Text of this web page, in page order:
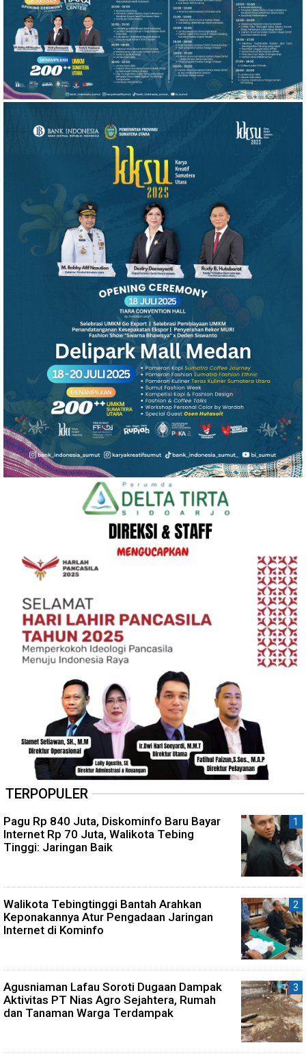
TERPOPULER
Pagu Rp 840 Juta, Diskominfo Baru Bayar
Internet Rp 70 Juta, Walikota Tebing
Tinggi: Jaringan Baik
Walikota Tebingtinggi Bantah Arahkan
Keponakannya Atur Pengadaan Jaringan
Internet di Kominfo
Agusniaman Lafau Soroti Dugaan Dampak
Aktivitas PT Nias Agro Sejahtera, Rumah
dan Tanaman Warga Terdampak